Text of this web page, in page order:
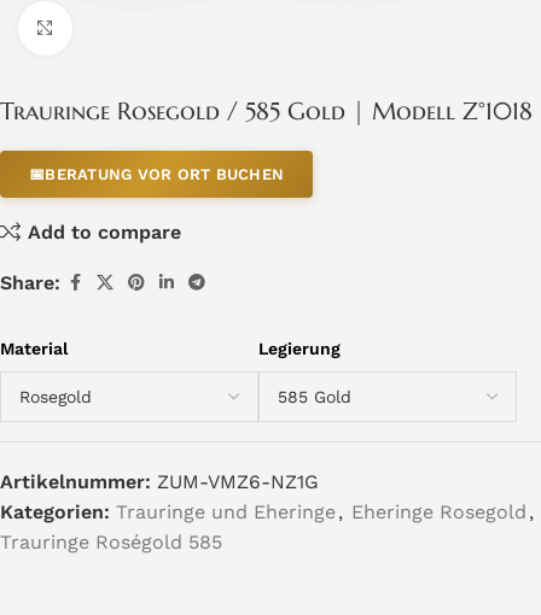
Trauringe Rosegold / 585 Gold | Modell Z°1018
📅BERATUNG VOR ORT BUCHEN
Add to compare
Share:
Material Legierung
Artikelnummer: ZUM-VMZ6-NZ1G
Kategorien: Trauringe und Eheringe, Eheringe Rosegold ,
Trauringe Roségold 585